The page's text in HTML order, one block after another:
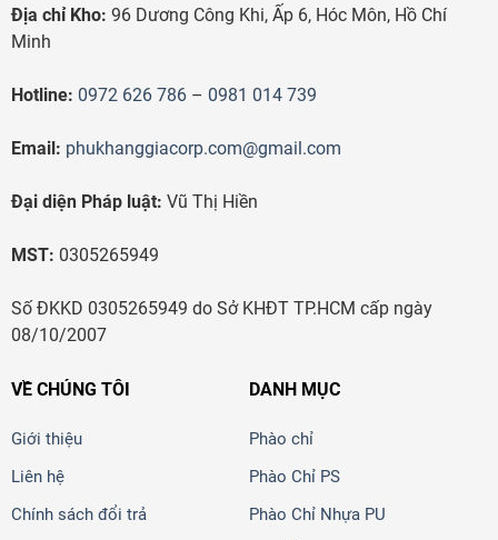
Địa chỉ Kho: 96 Dương Công Khi, Ấp 6, Hóc Môn, Hồ Chí
Minh
Hotline: 0972 626 786 – 0981 014 739
Email: phukhanggiacorp.com@gmail.com
Đại diện Pháp luật: Vũ Thị Hiền
MST: 0305265949
Số ĐKKD 0305265949 do Sở KHĐT TP.HCM cấp ngày
08/10/2007
VỀ CHÚNG TÔI
Giới thiệu
Liên hệ
Chính sách đổi trả
DANH MỤC
Phào chỉ
Phào Chỉ PS
Phào Chỉ Nhựa PU